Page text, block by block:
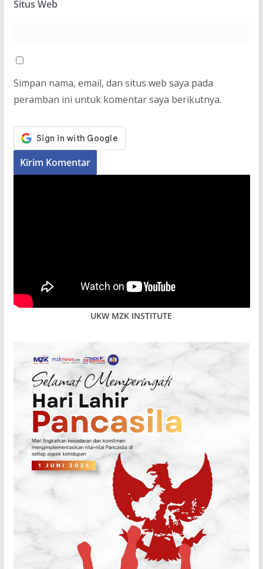
Situs Web
Simpan nama, email, dan situs web saya pada
peramban ini untuk komentar saya berikutnya.
UKW MZK INSTITUTE